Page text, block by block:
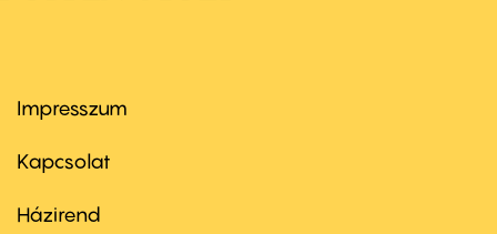
Footer
first
Impresszum
Kapcsolat
Footer
Házirend